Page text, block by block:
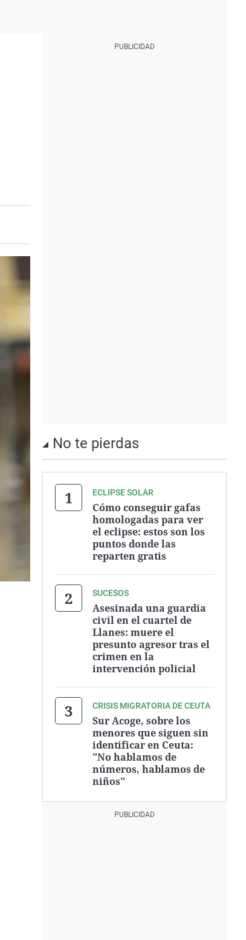
No te pierdas
ECLIPSE SOLAR
Cómo conseguir gafas
homologadas para ver
el eclipse: estos son los
puntos donde las
reparten gratis
SUCESOS
Asesinada una guardia
civil en el cuartel de
Llanes: muere el
presunto agresor tras el
crimen en la
intervención policial
CRISIS MIGRATORIA DE CEUTA
Sur Acoge, sobre los
menores que siguen sin
identificar en Ceuta:
"No hablamos de
números, hablamos de
niños"